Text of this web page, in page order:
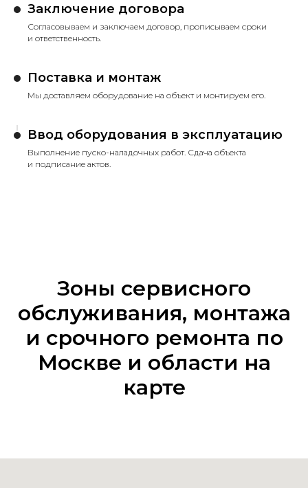
Заключение договора
Согласовываем и заключаем договор, прописываем сроки
и ответственность.
Поставка и монтаж
Мы доставляем оборудование на объект и монтируем его.
Ввод оборудования в эксплуатацию
Выполнение пуско-наладочных работ. Сдача объекта
и подписание актов.
Зоны сервисного
обслуживания, монтажа
и срочного ремонта по
Москве и области на
карте